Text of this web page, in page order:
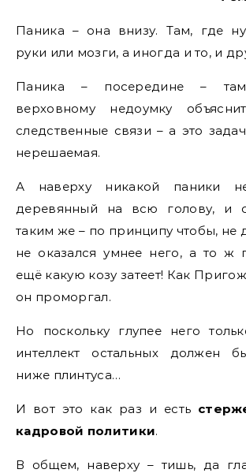
Паника – она внизу. Там, где
руки или мозги, а иногда и то, и
Паника – посередине –
верховному недоумку
следственные связи – а это
нерешаемая.
А наверху никакой паники
деревянный на всю голову, и
таким же – по принципу чтобы, не
не оказался умнее него, а то ж
ещё какую козу затеет! Как
он проморгал.
Но поскольку глупее него
интеллект остальных должен
ниже плинтуса…
И вот это как раз и есть
кадровой политики.
В общем, наверху – тишь, да